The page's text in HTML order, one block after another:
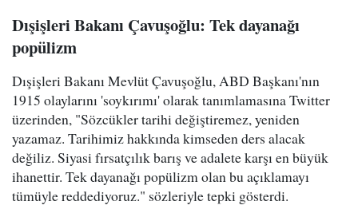
Dışişleri Bakanı Çavuşoğlu: Tek dayanağı
popülizm
Dışişleri Bakanı Mevlüt Çavuşoğlu, ABD Başkanı'nın
1915 olaylarını 'soykırımı' olarak tanımlamasına Twitter
üzerinden, "Sözcükler tarihi değiştiremez, yeniden
yazamaz. Tarihimiz hakkında kimseden ders alacak
değiliz. Siyasi fırsatçılık barış ve adalete karşı en büyük
ihanettir. Tek dayanağı popülizm olan bu açıklamayı
tümüyle reddediyoruz." sözleriyle tepki gösterdi.